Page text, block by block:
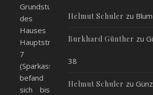
Grundstücksteil
des
Hauses
Hauptstr.
7
(Sparkasse)
befand
sich bis
Helmut Schuler zu
Burkhard Günther zu
38
Helmut Schuler zu